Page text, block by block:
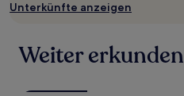
Bedingungen
Unterkünfte anzeigen
Weiter erkunden